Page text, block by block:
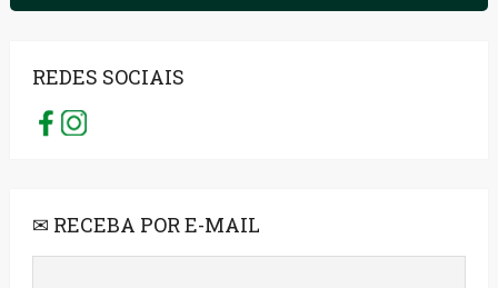
REDES SOCIAIS
✉ RECEBA POR E-MAIL